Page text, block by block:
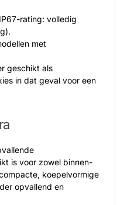
rating: volledig
met
geschikt als
in dat geval voor een
is voor zowel binnen-
koepelvormige
opvallend en